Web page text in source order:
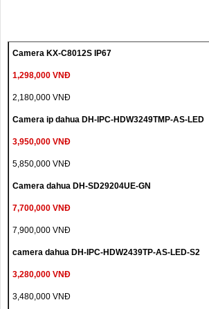
Camera KX-C8012S IP67
1,298,000 VNĐ
2,180,000 VNĐ
Camera ip dahua DH-IPC-HDW3249TMP-AS-LED
3,950,000 VNĐ
5,850,000 VNĐ
Camera dahua DH-SD29204UE-GN
7,700,000 VNĐ
7,900,000 VNĐ
camera dahua DH-IPC-HDW2439TP-AS-LED-S2
3,280,000 VNĐ
3,480,000 VNĐ